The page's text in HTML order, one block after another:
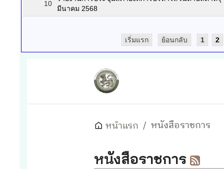
10
มีนาคม 2568
เริ่มแรก ย้อนกลับ 1 2